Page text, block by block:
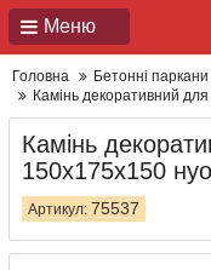
Меню
Головна
Бетонні паркани
Камінь декоративний
Камінь
150x175x150
Артикул: 75537